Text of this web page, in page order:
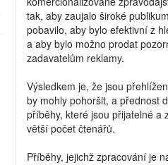
tak, aby zaujalo široké
pobavilo, aby bylo efektivní z
a aby bylo možno prodat
zadavatelům reklamy.
Výsledkem je, že jsou
by mohly pohoršit, a přednost
příběhy, které jsou přijatelné a
větší počet čtenářů.
Příběhy, jejichž zpracování je